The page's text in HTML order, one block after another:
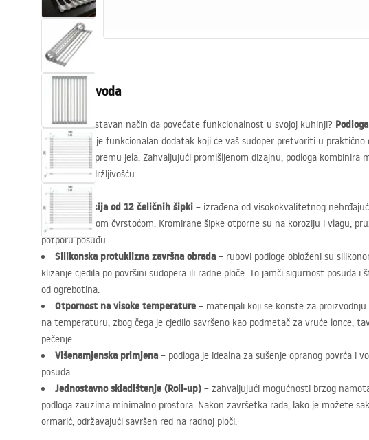
Kuhinja
Opis proizvoda
Tražite jednostavan način da povećate funkcionalnost u svojoj kuhinji?
REA
iznimno je funkcionalan dodatak koji će vaš sudoper pretvoriti u praktično
mjesto za pripremu jela. Zahvaljujući promišljenom dizajnu, podloga kombinira
iznimnom izdržljivošću.
Konstrukcija od 12 čeličnih šipki – izrađena od visokokvalitetnog
odlikuje visokom čvrstoćom. Kromirane šipke otporne su na koroziju i vlagu,
potporu posuđu.
Silikonska protuklizna završna obrada – rubovi podloge obloženi su
klizanje cjedila po površini sudopera ili radne ploče. To jamči sigurnost posuđa i
od ogrebotina.
Otpornost na visoke temperature – materijali koji se koriste za proizvodnju
na temperaturu, zbog čega je cjedilo savršeno kao podmetač za vruće lonce,
pečenje.
Višenamjenska primjena – podloga je idealna za sušenje opranog povrća i
posuđa.
Jednostavno skladištenje (Roll-up) – zahvaljujući mogućnosti brzog
podloga zauzima minimalno prostora. Nakon završetka rada, lako je možete
ormarić, održavajući savršen red na radnoj ploči.